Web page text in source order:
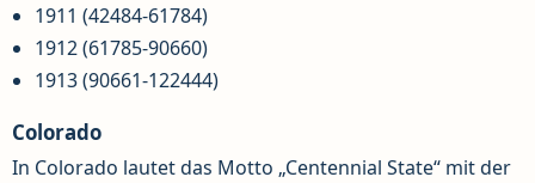
1911 (42484-61784)
1912 (61785-90660)
1913 (90661-122444)
Colorado
In Colorado lautet das Motto „Centennial State“ mit der